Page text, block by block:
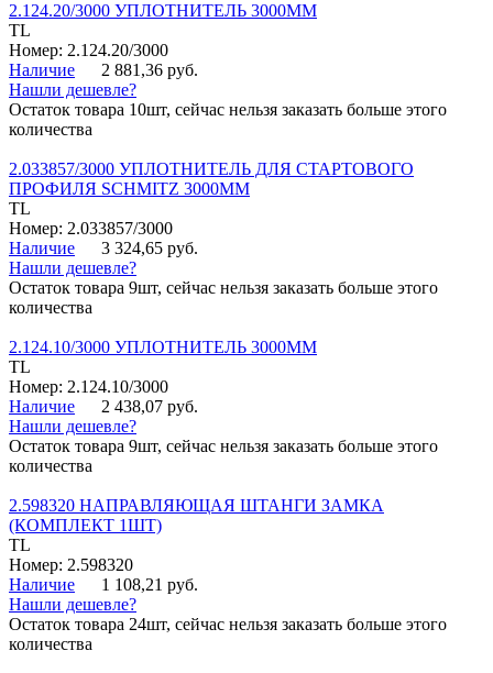
2.124.20/3000 УПЛОТНИТЕЛЬ 3000ММ
TL
Номер: 2.124.20/3000
Наличие
2 881,36 руб.
Нашли дешевле?
Остаток товара 10шт, сейчас нельзя заказать больше этого
количества
2.033857/3000 УПЛОТНИТЕЛЬ ДЛЯ СТАРТОВОГО
ПРОФИЛЯ SCHMITZ 3000ММ
TL
Номер: 2.033857/3000
Наличие
3 324,65 руб.
Нашли дешевле?
Остаток товара 9шт, сейчас нельзя заказать больше этого
количества
2.124.10/3000 УПЛОТНИТЕЛЬ 3000ММ
TL
Номер: 2.124.10/3000
Наличие
2 438,07 руб.
Нашли дешевле?
Остаток товара 9шт, сейчас нельзя заказать больше этого
количества
2.598320 НАПРАВЛЯЮЩАЯ ШТАНГИ ЗАМКА
(КОМПЛЕКТ 1ШТ)
TL
Номер: 2.598320
Наличие
1 108,21 руб.
Нашли дешевле?
Остаток товара 24шт, сейчас нельзя заказать больше этого
количества